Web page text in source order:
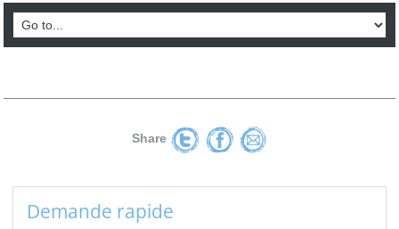
Share
Demande rapide